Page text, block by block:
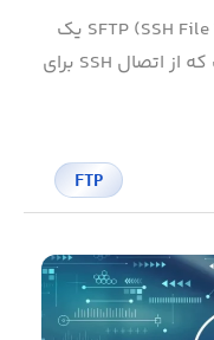
SFTP (SSH File Transfer Protocol) یک
پروتکل امن برای انتقال فایل‌ها است که از اتصال SSH برای
FTP